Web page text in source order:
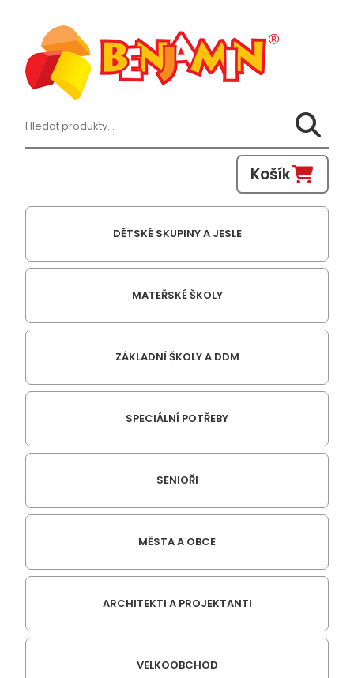
Hledat:
Košík
DĚTSKÉ SKUPINY A JESLE
MATEŘSKÉ ŠKOLY
ZÁKLADNÍ ŠKOLY A DDM
SPECIÁLNÍ POTŘEBY
SENIOŘI
MĚSTA A OBCE
ARCHITEKTI A PROJEKTANTI
VELKOOBCHOD